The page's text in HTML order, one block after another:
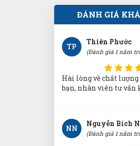
ĐÁNH GIÁ
nghiệp dữ
TP
Thiên Phước
(Đánh giá 1 năm
Hài lòng về chất
bạn, nhân viên tư vấn
NN
Nguyễn Bích
(Đánh giá 1 năm